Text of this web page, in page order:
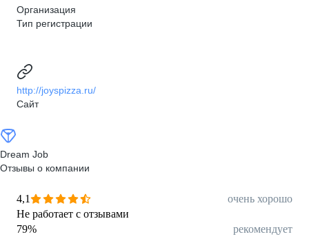
Организация
Тип регистрации
http://joyspizza.ru/
Сайт
Dream Job
Отзывы о компании
4,1
очень хорошо
Не работает с отзывами
79% рекомендует